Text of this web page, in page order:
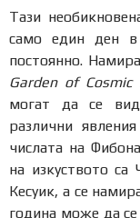
Тази
само един ден в
постоянно.
Garden of Cosmic
могат да се
различни
числата на
на изкуството
Кесуик, а се
година може да